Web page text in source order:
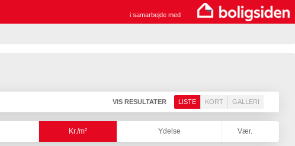
i samarbejde med
VIS RESULTATER LISTE KORT GALLERI
Kr./m² Ydelse Vær.